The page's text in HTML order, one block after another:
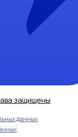
защищены
данных